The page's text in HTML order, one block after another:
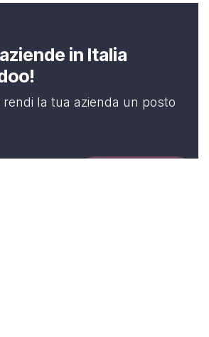
in Italia
rendi la tua azienda un posto